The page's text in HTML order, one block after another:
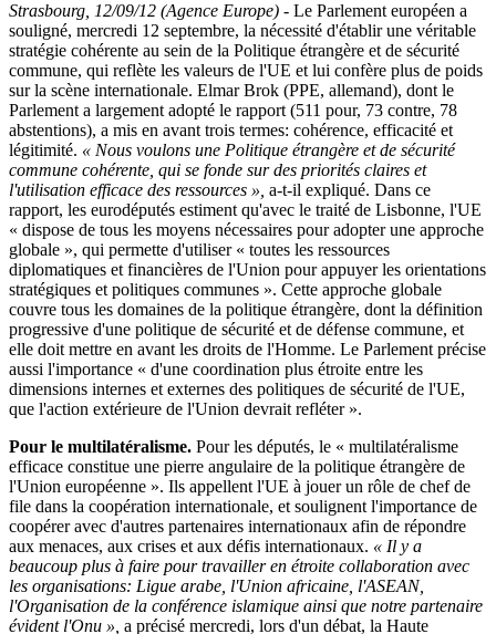
Strasbourg, 12/09/12 (Agence Europe) - Le Parlement européen a
souligné, mercredi 12 septembre, la nécessité d'établir une véritable
stratégie cohérente au sein de la Politique étrangère et de sécurité
commune, qui reflète les valeurs de l'UE et lui confère plus de poids
sur la scène internationale. Elmar Brok (PPE, allemand), dont le
Parlement a largement adopté le rapport (511 pour, 73 contre, 78
abstentions), a mis en avant trois termes: cohérence, efficacité et
légitimité. « Nous voulons une Politique étrangère et de sécurité
commune cohérente, qui se fonde sur des priorités claires et
l'utilisation efficace des ressources », a-t-il expliqué. Dans ce
rapport, les eurodéputés estiment qu'avec le traité de Lisbonne, l'UE
« dispose de tous les moyens nécessaires pour adopter une approche
globale », qui permette d'utiliser « toutes les ressources
diplomatiques et financières de l'Union pour appuyer les orientations
stratégiques et politiques communes ». Cette approche globale
couvre tous les domaines de la politique étrangère, dont la définition
progressive d'une politique de sécurité et de défense commune, et
elle doit mettre en avant les droits de l'Homme. Le Parlement précise
aussi l'importance « d'une coordination plus étroite entre les
dimensions internes et externes des politiques de sécurité de l'UE,
que l'action extérieure de l'Union devrait refléter ».
Pour le multilatéralisme. Pour les députés, le « multilatéralisme
efficace constitue une pierre angulaire de la politique étrangère de
l'Union européenne ». Ils appellent l'UE à jouer un rôle de chef de
file dans la coopération internationale, et soulignent l'importance de
coopérer avec d'autres partenaires internationaux afin de répondre
aux menaces, aux crises et aux défis internationaux. « Il y a
beaucoup plus à faire pour travailler en étroite collaboration avec
les organisations: Ligue arabe, l'Union africaine, l'ASEAN,
l'Organisation de la conférence islamique ainsi que notre partenaire
évident l'Onu », a précisé mercredi, lors d'un débat, la Haute